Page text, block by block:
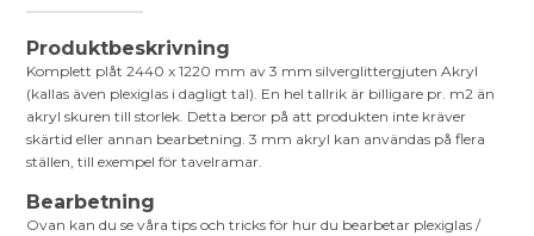
Produktbeskrivning
Komplett plåt 2440 x 1220 mm av 3 mm silverglittergjuten Akryl
(kallas även plexiglas i dagligt tal). En hel tallrik är billigare pr. m2 än
akryl skuren till storlek. Detta beror på att produkten inte kräver
skärtid eller annan bearbetning. 3 mm akryl kan användas på flera
ställen, till exempel för tavelramar.
Bearbetning
Ovan kan du se våra tips och tricks för hur du bearbetar plexiglas /